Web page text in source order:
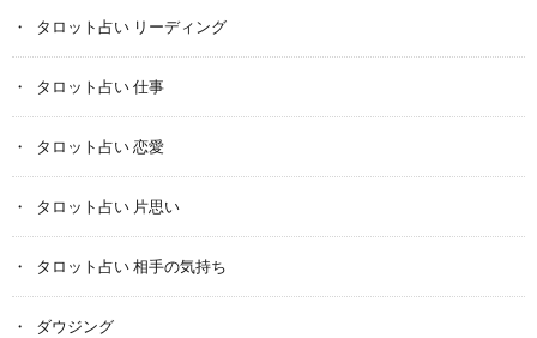
タロット占い リーディング
タロット占い 仕事
タロット占い 恋愛
タロット占い 片思い
タロット占い 相手の気持ち
ダウジング